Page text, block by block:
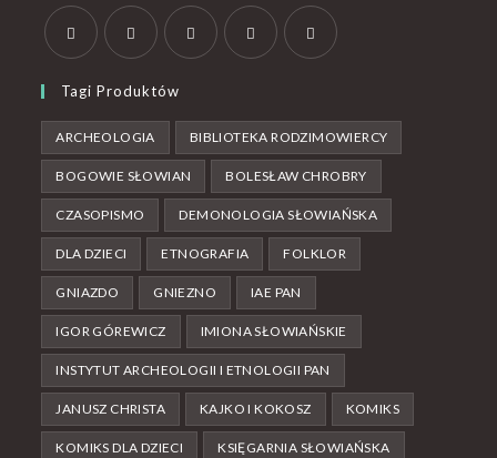
Tagi Produktów
ARCHEOLOGIA BIBLIOTEKA RODZIMOWIERCY
BOGOWIE SŁOWIAN BOLESŁAW CHROBRY
CZASOPISMO DEMONOLOGIA SŁOWIAŃSKA
DLA DZIECI ETNOGRAFIA FOLKLOR
GNIAZDO GNIEZNO IAE PAN
IGOR GÓREWICZ IMIONA SŁOWIAŃSKIE
INSTYTUT ARCHEOLOGII I ETNOLOGII PAN
JANUSZ CHRISTA KAJKO I KOKOSZ KOMIKS
KOMIKS DLA DZIECI KSIĘGARNIA SŁOWIAŃSKA